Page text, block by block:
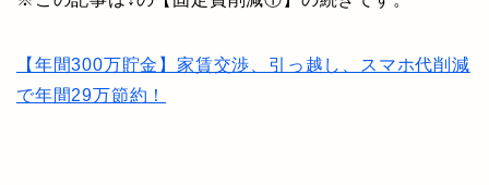
【年間300万貯金】家賃交渉、引っ越し、スマホ代削減
で年間29万節約！